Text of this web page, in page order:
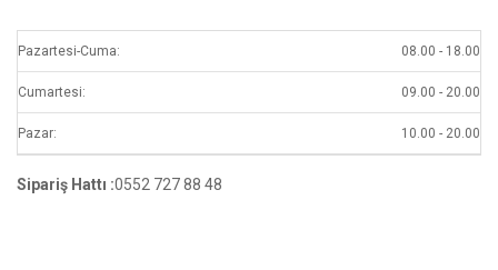
Pazartesi-Cuma: 08.00 - 18.00
Cumartesi: 09.00 - 20.00
Pazar: 10.00 - 20.00
Sipariş Hattı :0552 727 88 48